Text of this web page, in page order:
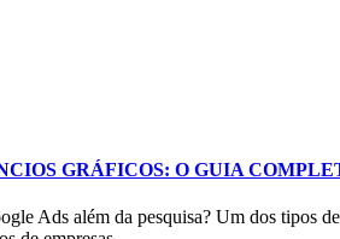
GRÁFICOS: O GUIA
Ads além da pesquisa? Um dos tipos